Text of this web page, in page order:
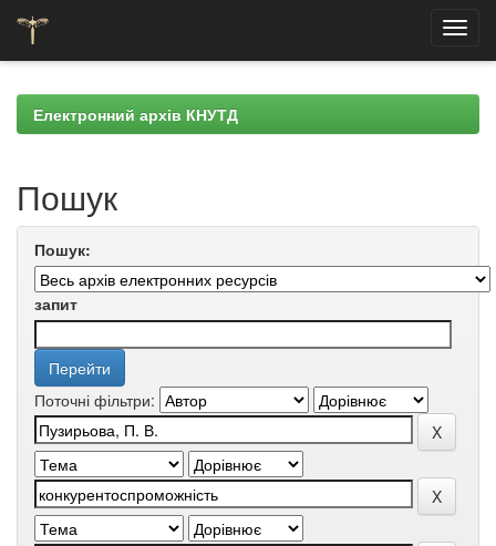
navigationЕлектронний архів КНУТД
Пошук
Пошук:
запит
Поточні фільтри: